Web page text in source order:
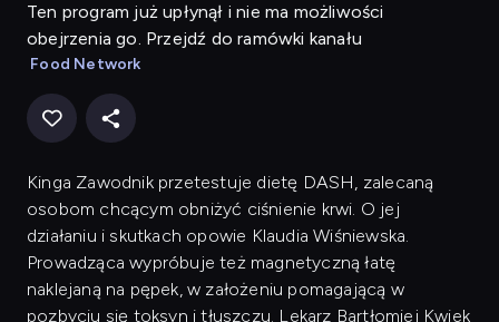
Ten program już upłynął i nie ma możliwości
obejrzenia go. Przejdź do ramówki kanału
Food Network
Kinga Zawodnik przetestuje dietę DASH, zalecaną
osobom chcącym obniżyć ciśnienie krwi. O jej
działaniu i skutkach opowie Klaudia Wiśniewska.
Prowadząca wypróbuje też magnetyczną łatę
naklejaną na pępek, w założeniu pomagającą w
pozbyciu się toksyn i tłuszczu. Lekarz Bartłomiej Kwiek